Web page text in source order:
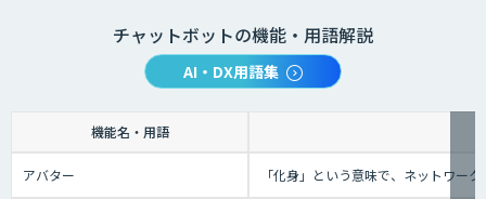
チャットボットの機能・用語解説
AI・DX用語集
機能名・用語
アバター 「化身」という意味で、ネットワー